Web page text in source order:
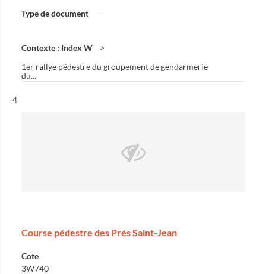
Type de document -
Contexte : Index W
1er rallye pédestre du groupement de gendarmerie
du...
Résultat n°
4
Course pédestre des Prés Saint-Jean
Cote
3W740